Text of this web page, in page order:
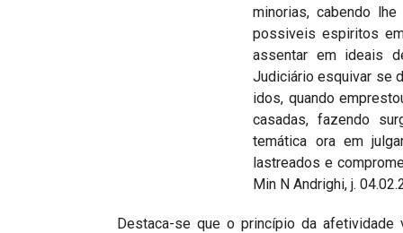
minorias, cabendo
possiveis espiritos
assentar em ideais
Judiciário esquivar se
idos, quando
casadas, fazendo
temática ora em
lastreados e
Min N Andrighi, j.
Destaca-se que o princípio da